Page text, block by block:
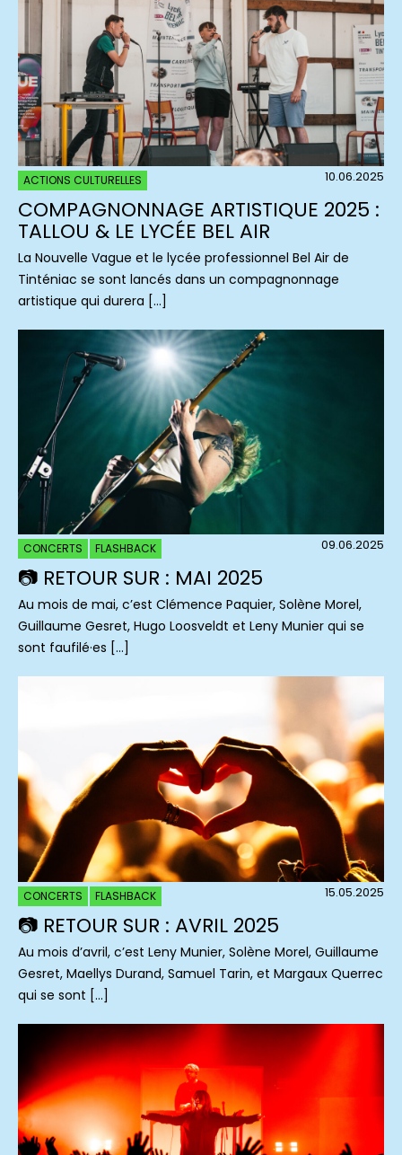
ACTIONS CULTURELLES 10.06.2025
COMPAGNONNAGE ARTISTIQUE 2025 :
TALLOU & LE LYCÉE BEL AIR
La Nouvelle Vague et le lycée professionnel Bel Air de
Tinténiac se sont lancés dans un compagnonnage
artistique qui durera […]
CONCERTS FLASHBACK 09.06.2025
📷 RETOUR SUR : MAI 2025
Au mois de mai, c’est Clémence Paquier, Solène Morel,
Guillaume Gesret, Hugo Loosveldt et Leny Munier qui se
sont faufilé·es […]
CONCERTS FLASHBACK 15.05.2025
📷 RETOUR SUR : AVRIL 2025
Au mois d’avril, c’est Leny Munier, Solène Morel, Guillaume
Gesret, Maellys Durand, Samuel Tarin, et Margaux Querrec
qui se sont […]